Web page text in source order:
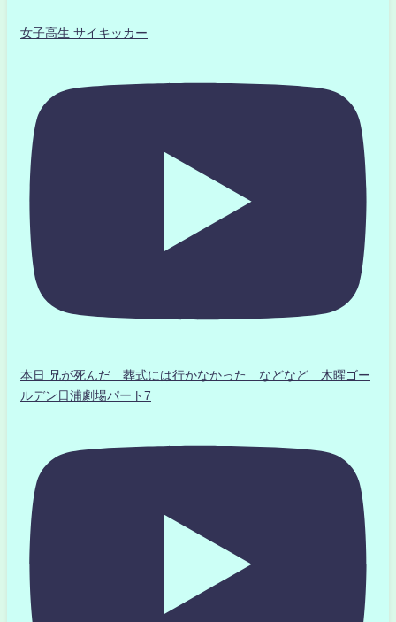
女子高生 サイキッカー
本日 兄が死んだ 葬式には行かなかった などなど 木曜ゴー
ルデン日浦劇場パート7